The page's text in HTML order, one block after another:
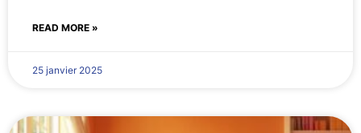
READ MORE »
25 janvier 2025